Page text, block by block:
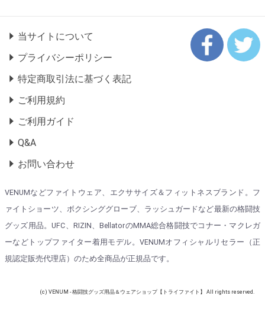
当サイトについて
プライバシーポリシー
特定商取引法に基づく表記
ご利用規約
ご利用ガイド
Q&A
お問い合わせ
VENUMなどファイトウェア、エクササイズ＆フィットネスブランド。フ
ァイトショーツ、ボクシンググローブ、ラッシュガードなど最新の格闘技
グッズ用品。UFC、RIZIN、BellatorのMMA総合格闘技でコナー・マクレガ
ーなどトップファイター着用モデル。VENUMオフィシャルリセラー（正
規認定販売代理店）のため全商品が正規品です。
(c) VENUM - 格闘技グッズ用品＆ウェアショップ【トライファイト】 All rights reserved.